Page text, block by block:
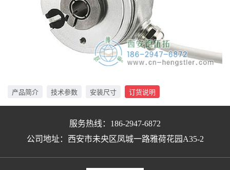
产品简介 技术参数 安装尺寸 订货说明
服务热线：186-2947-6872
公司地址：西安市未央区凤城一路雅荷花园A35-2